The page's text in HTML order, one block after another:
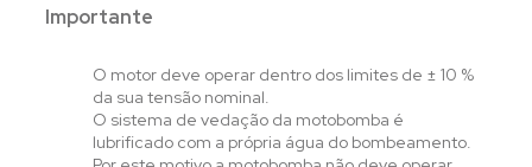
Importante
O motor deve operar dentro dos limites de ± 10 %
da sua tensão nominal.
O sistema de vedação da motobomba é
lubrificado com a própria água do bombeamento.